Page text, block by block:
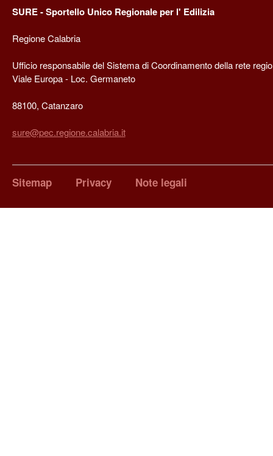
SURE - Sportello Unico Regionale per l' Edilizia
Regione Calabria
Ufficio responsabile del Sistema di Coordinamento della rete
Viale Europa - Loc. Germaneto
88100, Catanzaro
sure@pec.regione.calabria.it
Sitemap Privacy Note legali